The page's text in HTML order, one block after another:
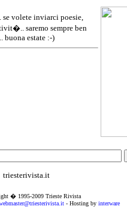
volete inviarci poesie,
saremo sempre ben
buona estate :-)
triesterivista.it
� 1995-2009 Trieste Rivista
- Hosting by interware